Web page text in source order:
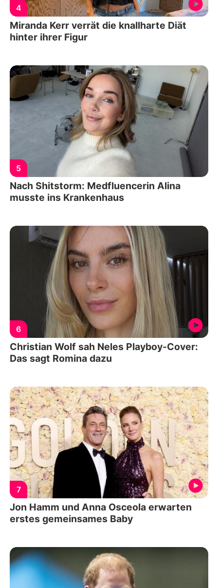
4
Miranda Kerr verrät die knallharte Diät
hinter ihrer Figur
5
Nach Shitstorm: Medfluencerin Alina
musste ins Krankenhaus
6
Christian Wolf sah Neles Playboy-Cover:
Das sagt Romina dazu
7
Jon Hamm und Anna Osceola erwarten
erstes gemeinsames Baby